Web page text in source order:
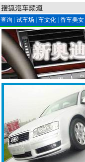
查询 试车场 车文化 香车美女